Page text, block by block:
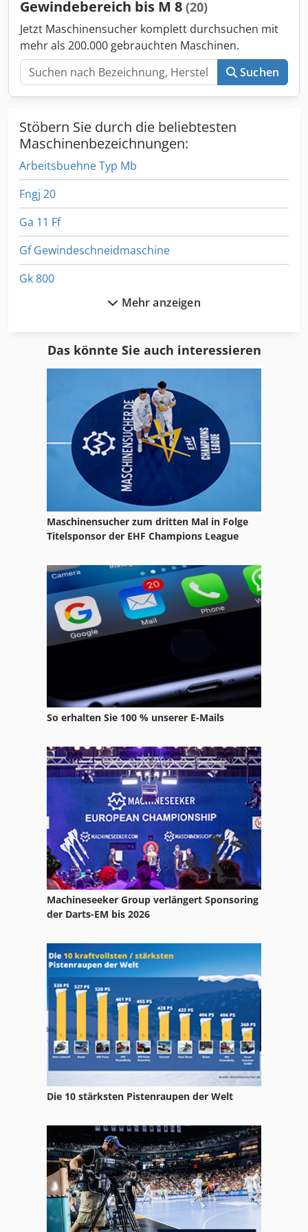
Gewindebereich bis M 8 (20)
Jetzt Maschinensucher komplett durchsuchen mit
mehr als 200.000 gebrauchten Maschinen.
Suchen
Stöbern Sie durch die beliebtesten
Maschinenbezeichnungen:
Arbeitsbuehne Typ Mb
Fngj 20
Ga 11 Ff
Gf Gewindeschneidmaschine
Gk 800
Hand Gehrungssäge
M 6090
Meh 5 2 1 8 B
Mobile Entrindungsmaschine
Nc Drehmaschine
Nc Fräsmaschine
Ng 200
Schuhmachermaschine Fraes Und Schleifmaschine
Tafelschere 8 Mm
Tiefbord 8 25 100
Zug Und Leitspindel Drehmaschine
Mehr anzeigen
Das könnte Sie auch interessieren
Maschinensucher zum dritten Mal in Folge
Titelsponsor der EHF Champions League
So erhalten Sie 100 % unserer E-Mails
Machineseeker Group verlängert Sponsoring
der Darts-EM bis 2026
Die 10 stärksten Pistenraupen der Welt